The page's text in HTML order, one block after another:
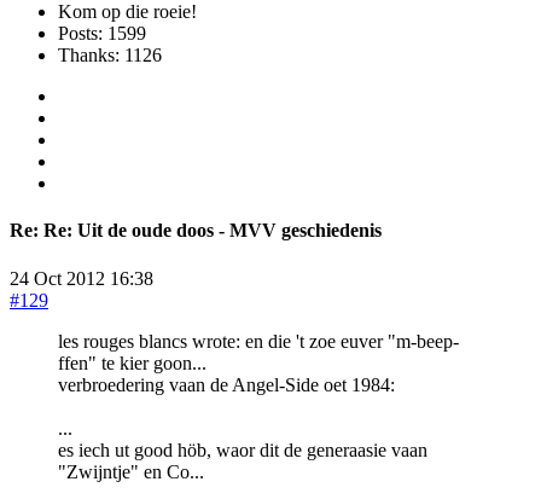
Kom op die roeie!
Posts: 1599
Thanks: 1126
Re: Re: Uit de oude doos - MVV geschiedenis
24 Oct 2012 16:38
#129
les rouges blancs wrote: en die 't zoe euver "m-beep-
ffen" te kier goon...
verbroedering vaan de Angel-Side oet 1984:
...
es iech ut good höb, waor dit de generaasie vaan
"Zwijntje" en Co...